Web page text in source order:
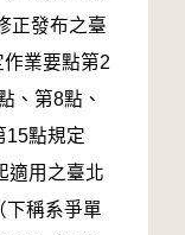
正發布之臺
業要點第2
、第8點、
15點規定
適用之臺北
下稱系爭單